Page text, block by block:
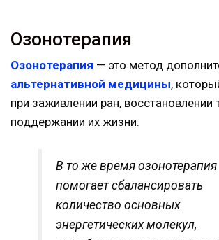
Озонотерапия
Озонотерапия — это метод
альтернативной медицины,
при заживлении ран, восстановлении
поддержании их жизни.
В то же время озонотерапия
помогает сбалансировать
количество основных
энергетических молекул,